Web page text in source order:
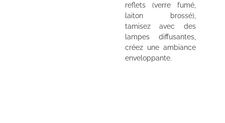
reflets (verre fumé,
laiton brossé),
tamisez avec des
lampes diffusantes,
créez une ambiance
enveloppante.